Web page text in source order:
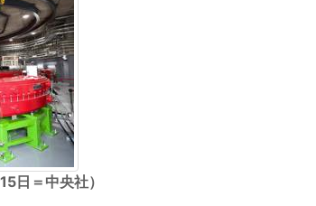
日＝中央社）